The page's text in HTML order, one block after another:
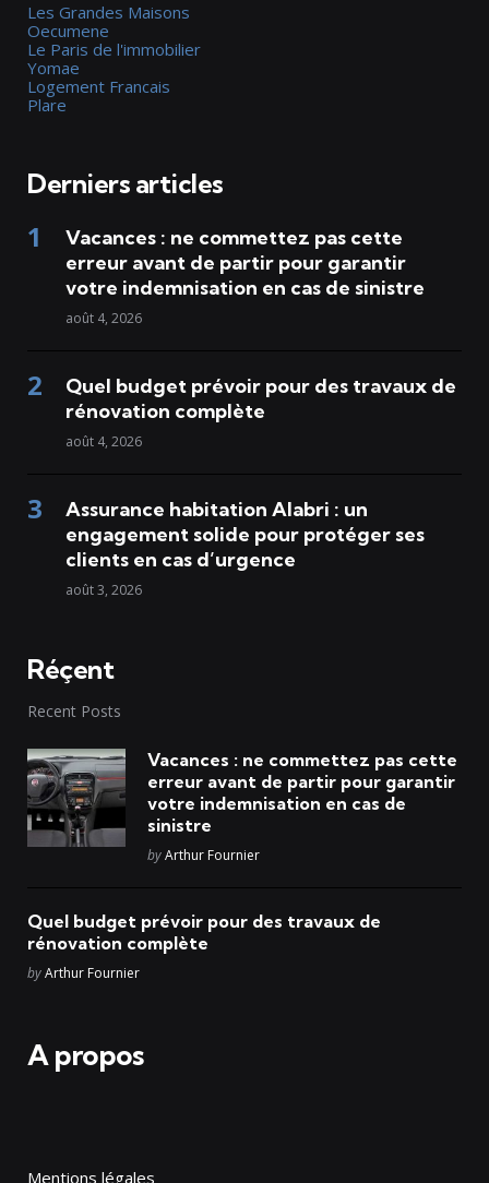
Les Grandes Maisons
Oecumene
Le Paris de l'immobilier
Yomae
Logement Francais
Plare
Derniers articles
Vacances : ne commettez pas cette
erreur avant de partir pour garantir
votre indemnisation en cas de sinistre
août 4, 2026
Quel budget prévoir pour des travaux de
rénovation complète
août 4, 2026
Assurance habitation Alabri : un
engagement solide pour protéger ses
clients en cas d’urgence
août 3, 2026
Réçent
Recent Posts
Vacances : ne commettez pas cette
erreur avant de partir pour garantir
votre indemnisation en cas de
sinistre
Posted
byArthur Fournier
Quel budget prévoir pour des travaux de
rénovation complète
Posted
byArthur Fournier
A propos
Mentions légales